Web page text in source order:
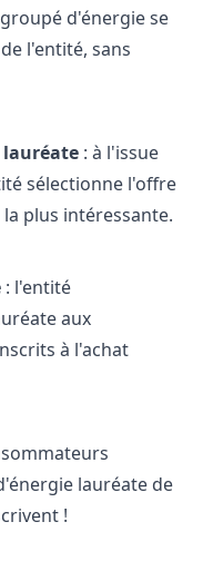
d'énergie se
l'entité, sans
lauréate : à l'issue
sélectionne l'offre
plus intéressante.
: l'entité
aux
à l'achat
lauréate de
!